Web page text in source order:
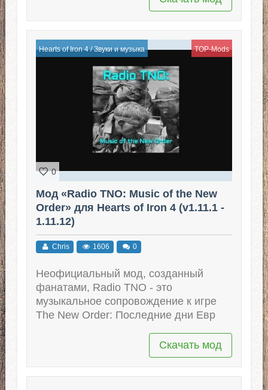
Hearts of Iron 4/Звуки и музыка TOP-Mods
0
Мод «Radio TNO: Music of the New
Order» для Hearts of Iron 4 (v1.11.1 -
1.11.12)
Chris 1606 0
Неофициальный мод, созданный
фанатами, Radio TNO - это
музыкальное сопровождение к игре
The New Order: Последние дни Евр
Скачать мод